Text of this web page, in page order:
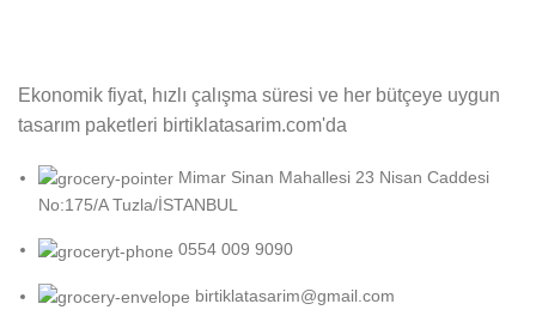
Ekonomik fiyat, hızlı çalışma süresi ve her bütçeye uygun
tasarım paketleri birtiklatasarim.com'da
Mimar Sinan Mahallesi 23 Nisan Caddesi
No:175/A Tuzla/İSTANBUL
0554 009 9090
birtiklatasarim@gmail.com